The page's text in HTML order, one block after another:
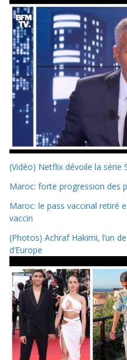
(Vidéo) Netflix dévoile la série
Maroc: forte progression des
Maroc: le pass vaccinal retiré
vaccin
(Photos) Achraf Hakimi, l’un
d’Europe